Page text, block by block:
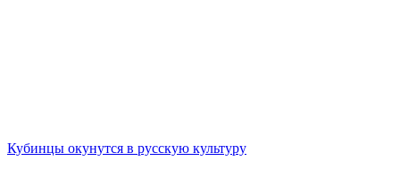
Кубинцы окунутся в русскую культуру